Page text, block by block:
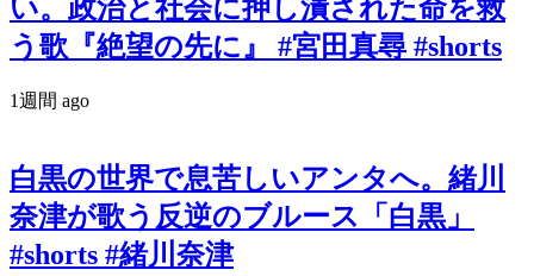
い。政治と社会に押し潰された命を救
う歌『絶望の先に』 #宮田真尋 #shorts
1週間 ago
白黒の世界で息苦しいアンタへ。緒川
奈津が歌う反逆のブルース「白黒」
#shorts #緒川奈津